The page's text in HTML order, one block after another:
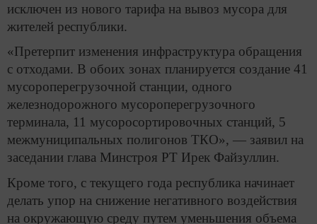
исключен из нового тарифа на вывоз мусора для
жителей республики.
«Претерпит изменения инфраструктура обращения
с отходами. В обоих зонах планируется создание 41
мусороперегрузочной станции, одного
железнодорожного мусороперегрузочного
терминала, 11 мусоросортировочных станций, 5
межмуниципальных полигонов ТКО», — заявил на
заседании глава Минстроя РТ Ирек Файзуллин.
Кроме того, с текущего года республика начинает
делать упор на снижение негативного воздействия
на окружающую среду путем уменьшения объема